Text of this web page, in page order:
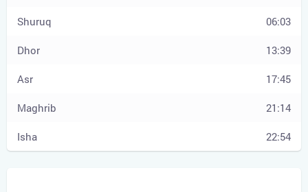
06:03
13:39
17:45
21:14
22:54